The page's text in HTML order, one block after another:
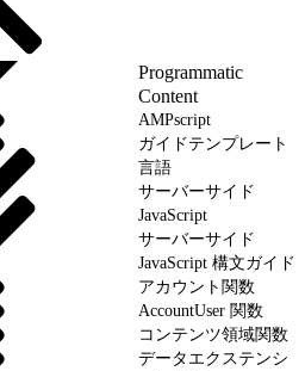
Programmatic
Content
AMPscript
ガイドテンプレート
言語
サーバーサイド
JavaScript
サーバーサイド
JavaScript 構文ガイド
アカウント関数
AccountUser 関数
コンテンツ領域関数
データエクステンシ